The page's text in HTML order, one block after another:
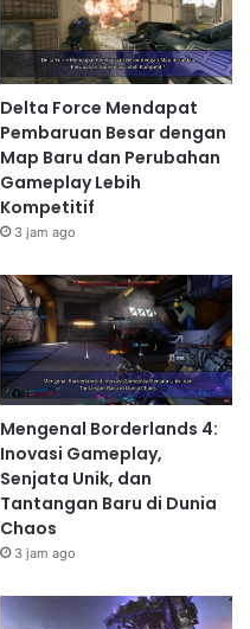
Delta Force Mendapat
Pembaruan Besar dengan
Map Baru dan Perubahan
Gameplay Lebih
Kompetitif
3 jam ago
Mengenal Borderlands 4:
Inovasi Gameplay,
Senjata Unik, dan
Tantangan Baru di Dunia
Chaos
3 jam ago